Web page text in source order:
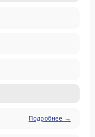
Подробнее →